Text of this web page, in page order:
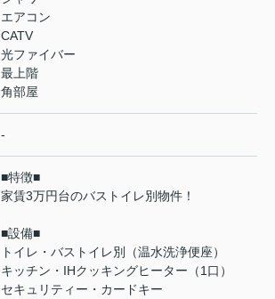
エアコン
CATV
光ファイバー
最上階
角部屋
-
■特徴■
家賃3万円台のバストイレ別物件！
■設備■
トイレ・バストイレ別（温水洗浄便座）
キッチン・IHクッキングヒーター（1口）
セキュリティー・カードキー